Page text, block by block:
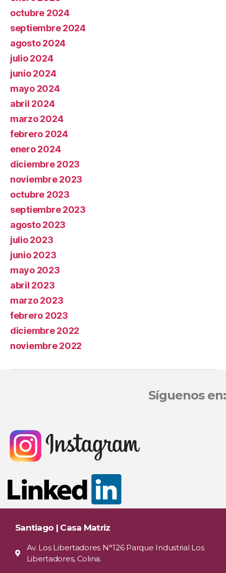
octubre 2024
septiembre 2024
agosto 2024
julio 2024
junio 2024
mayo 2024
abril 2024
marzo 2024
febrero 2024
enero 2024
diciembre 2023
noviembre 2023
octubre 2023
septiembre 2023
agosto 2023
julio 2023
junio 2023
mayo 2023
abril 2023
marzo 2023
febrero 2023
diciembre 2022
noviembre 2022
Síguenos en:
Santiago | Casa Matriz
Av. Los Libertadores N°126 Parque Industrial Los
Libertadores, Colina.